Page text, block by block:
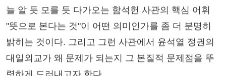
늘 알 듯 모를 듯 다가오는 함석헌 사관의 핵심 어휘
"뜻으로 본다는 것"이 어떤 의미인가를 좀 더 분명히
밝히는 것이다. 그리고 그런 사관에서 윤석열 정권의
대일외교가 왜 문제가 되는지 그 본질적 문제점을 뚜